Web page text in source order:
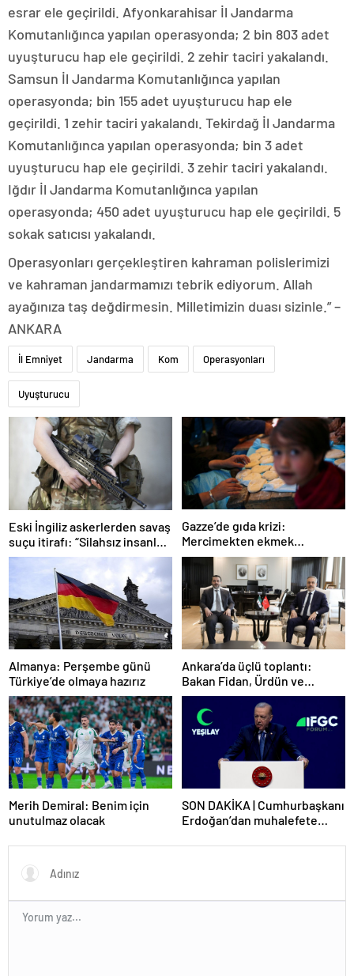
esrar ele geçirildi. Afyonkarahisar İl Jandarma
Komutanlığınca yapılan operasyonda; 2 bin 803 adet
uyuşturucu hap ele geçirildi. 2 zehir taciri yakalandı.
Samsun İl Jandarma Komutanlığınca yapılan
operasyonda; bin 155 adet uyuşturucu hap ele
geçirildi. 1 zehir taciri yakalandı. Tekirdağ İl Jandarma
Komutanlığınca yapılan operasyonda; bin 3 adet
uyuşturucu hap ele geçirildi. 3 zehir taciri yakalandı.
Iğdır İl Jandarma Komutanlığınca yapılan
operasyonda; 450 adet uyuşturucu hap ele geçirildi. 5
sokak satıcısı yakalandı.
Operasyonları gerçekleştiren kahraman polislerimizi
ve kahraman jandarmamızı tebrik ediyorum. Allah
ayağınıza taş değdirmesin. Milletimizin duası sizinle.” –
ANKARA
İl Emniyet Jandarma Kom Operasyonları
Uyuşturucu
Eski İngiliz askerlerden savaş
suçu itirafı: “Silahsız insanları
uykuda öldürdüler”
Gazze’de gıda krizi:
Mercimekten ekmek
yapıyorlar
Almanya: Perşembe günü
Türkiye’de olmaya hazırız
Ankara’da üçlü toplantı:
Bakan Fidan, Ürdün ve
Suriyeli mevkidaşlarıyla
görüştü
Merih Demiral: Benim için
unutulmaz olacak
SON DAKİKA | Cumhurbaşkanı
Erdoğan’dan muhalefete
dert ettikleri kadar suyun